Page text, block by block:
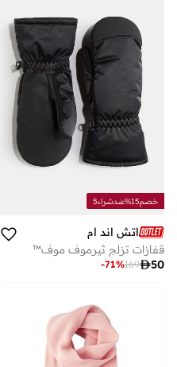
خصم15%عندشراء5
اتش اند ام
قفازات تزلج ثيرموف موف™
50
169
-71%